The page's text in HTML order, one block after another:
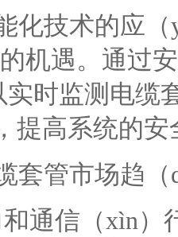
化技术的应
机遇。通过
实时监测电
提高系统的
套管市场趋
通信（xìn